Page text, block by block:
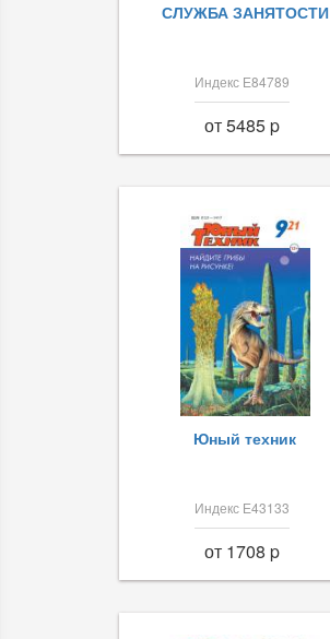
СЛУЖБА ЗАНЯТОСТИ
Индекс Е84789
от 5485 p
Юный техник
Индекс Е43133
от 1708 p